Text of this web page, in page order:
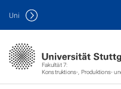
Fakultät 7:
Konstruktions-, Produktions-
Uni